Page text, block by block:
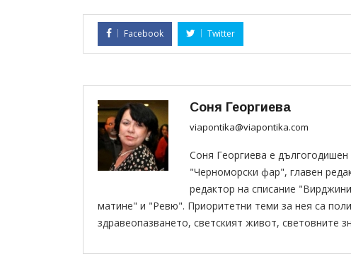
Facebook Twitter
Соня Георгиева
viapontika@viapontika.com
Соня Георгиева е
"Черноморски фар", главен
редактор на списание
матине" и "Ревю". Приоритетни теми за нея са
здравеопазването, светският живот, световните